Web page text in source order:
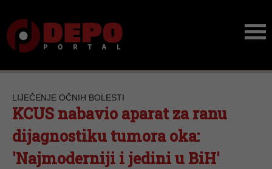
LIJEČENJE OČNIH BOLESTI
KCUS nabavio aparat za ranu
dijagnostiku tumora oka:
'Najmoderniji i jedini u BiH'